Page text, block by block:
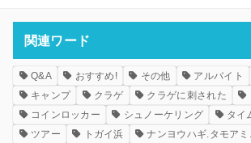
関連ワード
Q&A おすすめ! その他 アルバイト
キャンプ
クラゲ クラゲに刺された
コインロッカー
シュノーケリング タイ
ツアー
トガイ浜
ナンヨウハギ.タモア